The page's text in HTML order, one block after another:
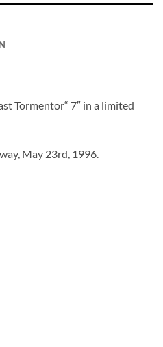
Tormentor“ 7″ in a limited
May 23rd, 1996.